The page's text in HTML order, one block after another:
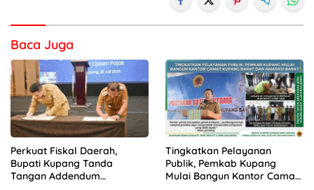
Baca Juga
Perkuat Fiskal Daerah,
Bupati Kupang Tanda
Tangan Addendum
Tingkatkan Pelayanan
Publik, Pemkab Kupang
Mulai Bangun Kantor Camat